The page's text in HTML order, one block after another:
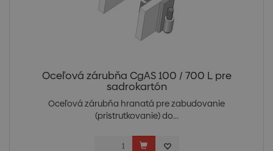
Oceľová zárubňa CgAS 100 / 700 L pre
sadrokartón
Oceľová zárubňa hranatá pre zabudovanie
(pristrutkovanie) do...